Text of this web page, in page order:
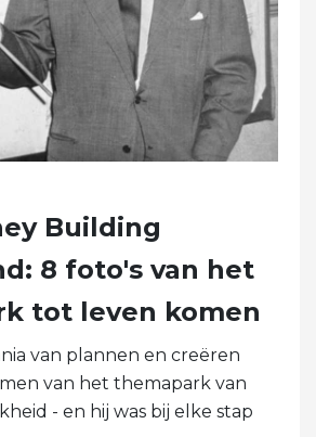
Building
8 foto's van het
tot leven komen
van plannen en creëren
van het themapark van
- en hij was bij elke stap